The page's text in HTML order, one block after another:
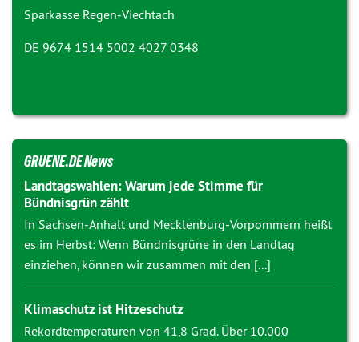
Sparkasse Regen-Viechtach
DE 9674 1514 5002 4027 0348
GRUENE.DE News
Landtagswahlen: Warum jede Stimme für
Bündnisgrün zählt
In Sachsen-Anhalt und Mecklenburg-Vorpommern heißt
es im Herbst: Wenn Bündnisgrüne in den Landtag
einziehen, können wir zusammen mit den [...]
Klimaschutz ist Hitzeschutz
Rekordtemperaturen von 41,8 Grad. Über 10.000